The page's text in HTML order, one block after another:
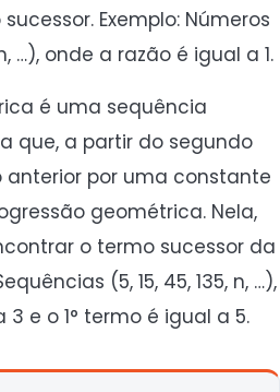
Exemplo: Números
…), onde a razão é igual a 1.
é uma sequência
que, a partir do segundo
por uma constante
geométrica. Nela,
o termo sucessor da
(5, 15, 45, 135, n, …),
e o 1° termo é igual a 5.